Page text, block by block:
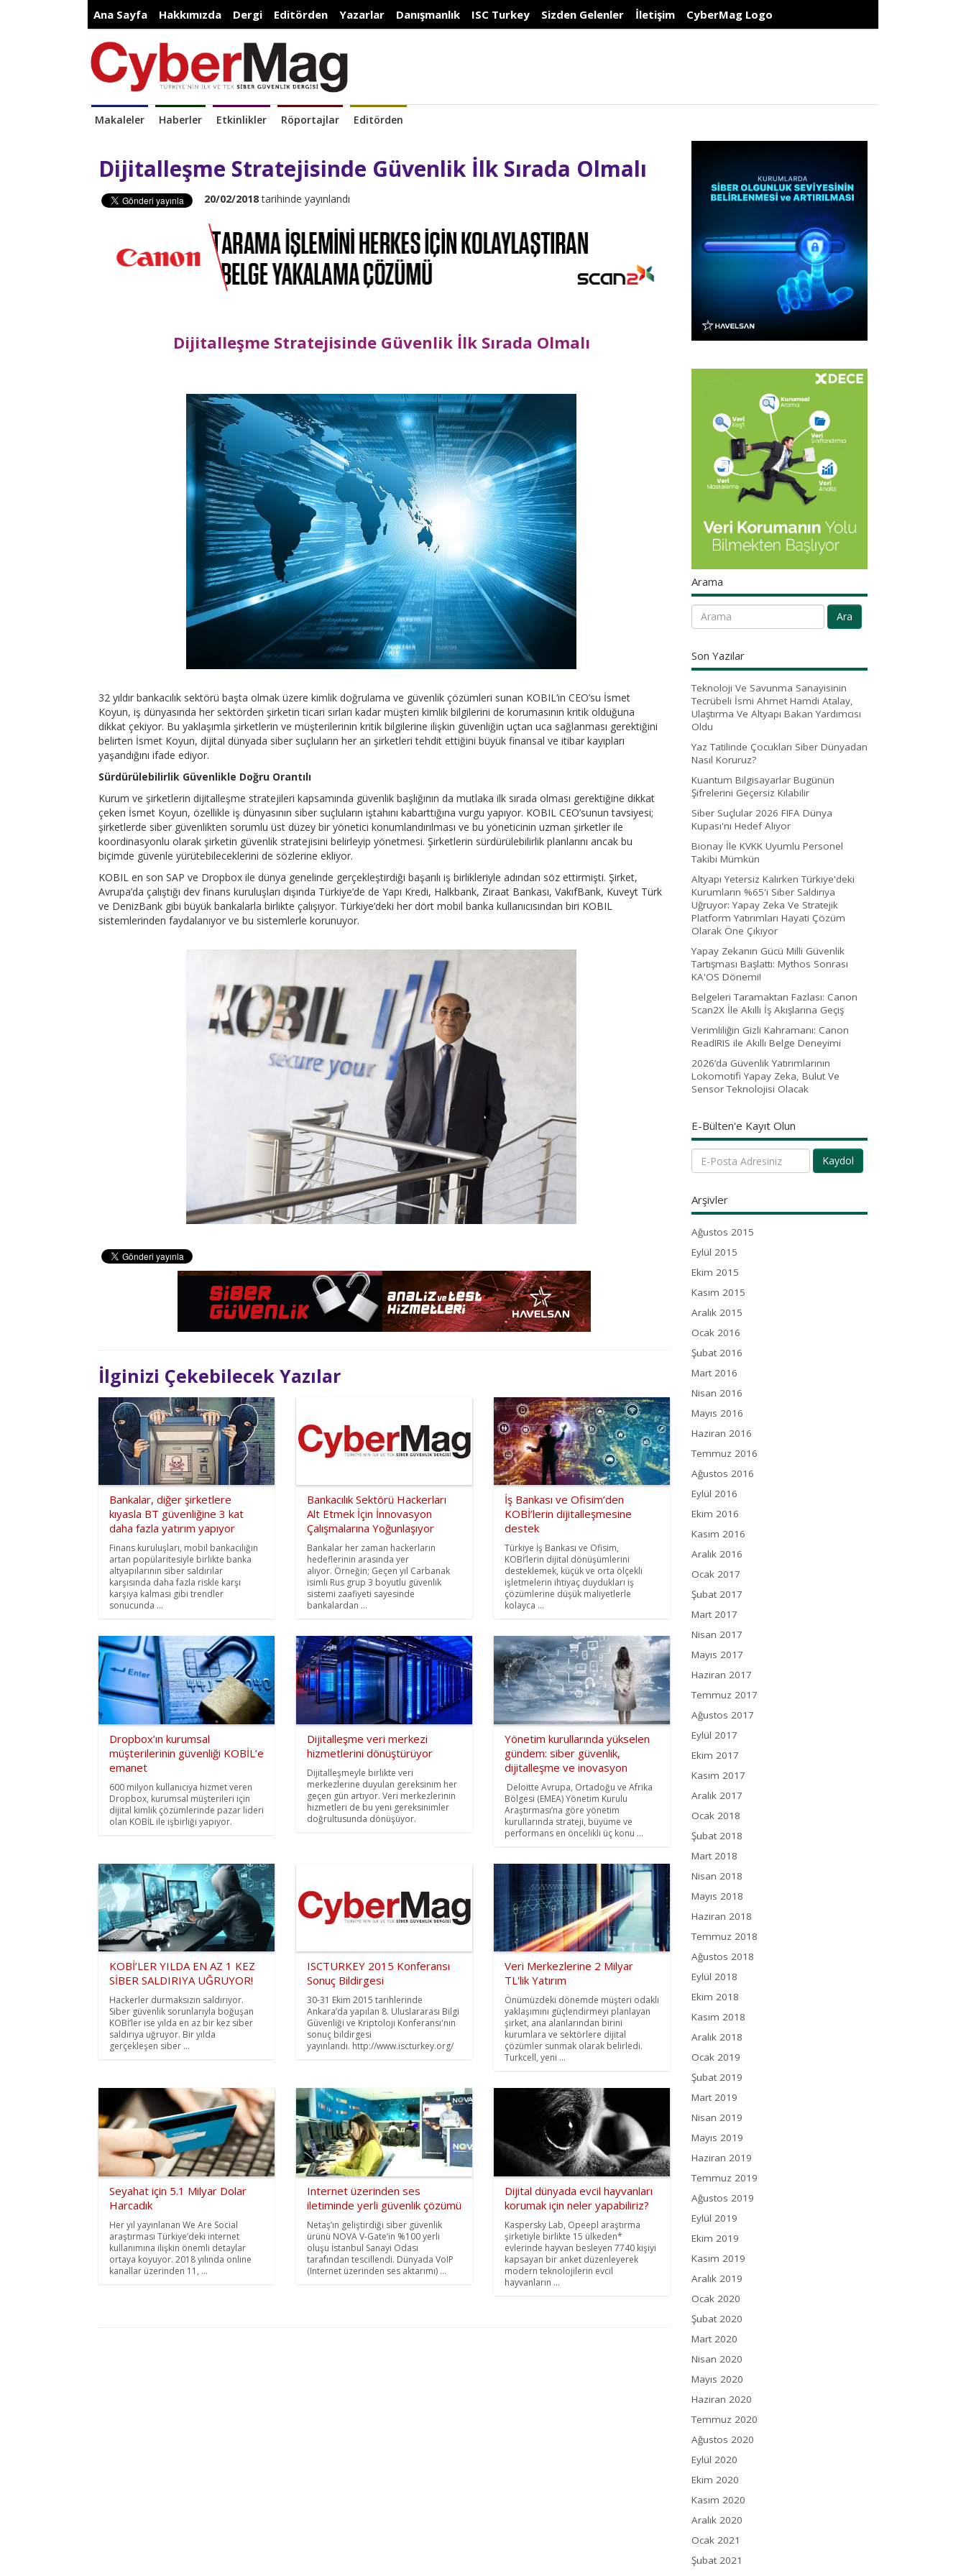
Ana Sayfa Hakkımızda Dergi Editörden Yazarlar Danışmanlık ISC Turkey Sizden Gelenler İletişim CyberMag Logo
Makaleler Haberler Etkinlikler Röportajlar Editörden
Dijitalleşme Stratejisinde Güvenlik İlk Sırada Olmalı
20/02/2018tarihinde yayınlandı
Dijitalleşme Stratejisinde Güvenlik İlk Sırada Olmalı
32 yıldır bankacılık sektörü başta olmak üzere kimlik doğrulama ve güvenlik çözümleri sunan KOBIL’in CEO’su İsmet
Koyun, iş dünyasında her sektörden şirketin ticari sırları kadar müşteri kimlik bilgilerini de korumasının kritik olduğuna
dikkat çekiyor. Bu yaklaşımla şirketlerin ve müşterilerinin kritik bilgilerine ilişkin güvenliğin uçtan uca sağlanması gerektiğini
belirten İsmet Koyun, dijital dünyada siber suçluların her an şirketleri tehdit ettiğini büyük finansal ve itibar kayıpları
yaşandığını ifade ediyor.
Sürdürülebilirlik Güvenlikle Doğru Orantılı
Kurum ve şirketlerin dijitalleşme stratejileri kapsamında güvenlik başlığının da mutlaka ilk sırada olması gerektiğine dikkat
çeken İsmet Koyun, özellikle iş dünyasının siber suçluların iştahını kabarttığına vurgu yapıyor. KOBIL CEO’sunun tavsiyesi;
şirketlerde siber güvenlikten sorumlu üst düzey bir yönetici konumlandırılması ve bu yöneticinin uzman şirketler ile
koordinasyonlu olarak şirketin güvenlik stratejisini belirleyip yönetmesi. Şirketlerin sürdürülebilirlik planlarını ancak bu
biçimde güvenle yürütebileceklerini de sözlerine ekliyor.
KOBIL en son SAP ve Dropbox ile dünya genelinde gerçekleştirdiği başarılı iş birlikleriyle adından söz ettirmişti. Şirket,
Avrupa’da çalıştığı dev finans kuruluşları dışında Türkiye’de de Yapı Kredi, Halkbank, Ziraat Bankası, VakıfBank, Kuveyt Türk
ve DenizBank gibi büyük bankalarla birlikte çalışıyor. Türkiye’deki her dört mobil banka kullanıcısından biri KOBIL
sistemlerinden faydalanıyor ve bu sistemlerle korunuyor.
İlginizi Çekebilecek Yazılar
Bankalar, diğer şirketlere
kıyasla BT güvenliğine 3 kat
daha fazla yatırım yapıyor
Finans kuruluşları, mobil bankacılığın
artan popülaritesiyle birlikte banka
altyapılarının siber saldırılar
karşısında daha fazla riskle karşı
karşıya kalması gibi trendler
sonucunda ...
Bankacılık Sektörü Hackerları
Alt Etmek İçin İnnovasyon
Çalışmalarına Yoğunlaşıyor
Bankalar her zaman hackerların
hedeflerinin arasında yer
alıyor. Örneğin; Geçen yıl Carbanak
isimli Rus grup 3 boyutlu güvenlik
sistemi zaafiyeti sayesinde
bankalardan ...
İş Bankası ve Ofisim’den
KOBİ’lerin dijitalleşmesine
destek
Türkiye İş Bankası ve Ofisim,
KOBİ’lerin dijital dönüşümlerini
desteklemek, küçük ve orta ölçekli
işletmelerin ihtiyaç duydukları iş
çözümlerine düşük maliyetlerle
kolayca ...
Dropbox’ın kurumsal
müşterilerinin güvenliği KOBİL’e
emanet
600 milyon kullanıcıya hizmet veren
Dropbox, kurumsal müşterileri için
dijital kimlik çözümlerinde pazar lideri
olan KOBİL ile işbirliği yapıyor.
Dijitalleşme veri merkezi
hizmetlerini dönüştürüyor
Dijitalleşmeyle birlikte veri
merkezlerine duyulan gereksinim her
geçen gün artıyor. Veri merkezlerinin
hizmetleri de bu yeni gereksinimler
doğrultusunda dönüşüyor.
Yönetim kurullarında yükselen
gündem: siber güvenlik,
dijitalleşme ve inovasyon
Deloitte Avrupa, Ortadoğu ve Afrika
Bölgesi (EMEA) Yönetim Kurulu
Araştırması’na göre yönetim
kurullarında strateji, büyüme ve
performans en öncelikli üç konu ...
KOBİ’LER YILDA EN AZ 1 KEZ
SİBER SALDIRIYA UĞRUYOR!
Hackerler durmaksızın saldırıyor.
Siber güvenlik sorunlarıyla boğuşan
KOBİ’ler ise yılda en az bir kez siber
saldırıya uğruyor. Bir yılda
gerçekleşen siber ...
ISCTURKEY 2015 Konferansı
Sonuç Bildirgesi
30-31 Ekim 2015 tarihlerinde
Ankara’da yapılan 8. Uluslararası Bilgi
Güvenliği ve Kriptoloji Konferansı'nın
sonuç bildirgesi
yayınlandı. http://www.iscturkey.org/
Veri Merkezlerine 2 Milyar
TL'lik Yatırım
Önümüzdeki dönemde müşteri odaklı
yaklaşımını güçlendirmeyi planlayan
şirket, ana alanlarından birini
kurumlara ve sektörlere dijital
çözümler sunmak olarak belirledi.
Turkcell, yeni ...
Seyahat için 5.1 Milyar Dolar
Harcadık
Her yıl yayınlanan We Are Social
araştırması Türkiye’deki internet
kullanımına ilişkin önemli detaylar
ortaya koyuyor. 2018 yılında online
kanallar üzerinden 11, ...
Internet üzerinden ses
iletiminde yerli güvenlik çözümü
Netaş’ın geliştirdiği siber güvenlik
ürünü NOVA V-Gate’in %100 yerli
oluşu İstanbul Sanayi Odası
tarafından tescillendi. Dünyada VoIP
(Internet üzerinden ses aktarımı) ...
Dijital dünyada evcil hayvanları
korumak için neler yapabiliriz?
Kaspersky Lab, Opeepl araştırma
şirketiyle birlikte 15 ülkeden*
evlerinde hayvan besleyen 7740 kişiyi
kapsayan bir anket düzenleyerek
modern teknolojilerin evcil
hayvanların ...
Arama
Ara
Son Yazılar
Teknoloji Ve Savunma Sanayisinin
Tecrübeli İsmi Ahmet Hamdi Atalay,
Ulaştırma Ve Altyapı Bakan Yardımcısı
Oldu
Yaz Tatilinde Çocukları Siber Dünyadan
Nasıl Koruruz?
Kuantum Bilgisayarlar Bugünün
Şifrelerini Geçersiz Kılabilir
Siber Suçlular 2026 FIFA Dünya
Kupası'nı Hedef Alıyor
Bionay İle KVKK Uyumlu Personel
Takibi Mümkün
Altyapı Yetersiz Kalırken Türkiye'deki
Kurumların %65'i Siber Saldırıya
Uğruyor: Yapay Zeka Ve Stratejik
Platform Yatırımları Hayati Çözüm
Olarak Öne Çıkıyor
Yapay Zekanın Gücü Milli Güvenlik
Tartışması Başlattı: Mythos Sonrası
KA'OS Dönemi!
Belgeleri Taramaktan Fazlası: Canon
Scan2X İle Akıllı İş Akışlarına Geçiş
Verimliliğin Gizli Kahramanı: Canon
ReadIRIS ile Akıllı Belge Deneyimi
2026’da Güvenlik Yatırımlarının
Lokomotifi Yapay Zeka, Bulut Ve
Sensor Teknolojisi Olacak
E-Bülten'e Kayıt Olun
Kaydol
Arşivler
Ağustos 2015
Eylül 2015
Ekim 2015
Kasım 2015
Aralık 2015
Ocak 2016
Şubat 2016
Mart 2016
Nisan 2016
Mayıs 2016
Haziran 2016
Temmuz 2016
Ağustos 2016
Eylül 2016
Ekim 2016
Kasım 2016
Aralık 2016
Ocak 2017
Şubat 2017
Mart 2017
Nisan 2017
Mayıs 2017
Haziran 2017
Temmuz 2017
Ağustos 2017
Eylül 2017
Ekim 2017
Kasım 2017
Aralık 2017
Ocak 2018
Şubat 2018
Mart 2018
Nisan 2018
Mayıs 2018
Haziran 2018
Temmuz 2018
Ağustos 2018
Eylül 2018
Ekim 2018
Kasım 2018
Aralık 2018
Ocak 2019
Şubat 2019
Mart 2019
Nisan 2019
Mayıs 2019
Haziran 2019
Temmuz 2019
Ağustos 2019
Eylül 2019
Ekim 2019
Kasım 2019
Aralık 2019
Ocak 2020
Şubat 2020
Mart 2020
Nisan 2020
Mayıs 2020
Haziran 2020
Temmuz 2020
Ağustos 2020
Eylül 2020
Ekim 2020
Kasım 2020
Aralık 2020
Ocak 2021
Şubat 2021